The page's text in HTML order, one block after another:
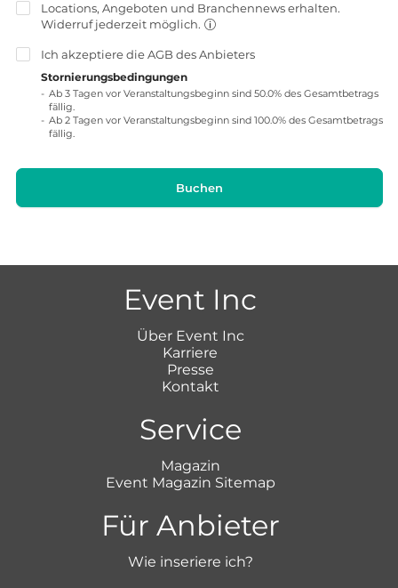
Locations, Angeboten und Branchennews erhalten.
Widerruf jederzeit möglich.
Ich akzeptiere dieAGB des Anbieters
Stornierungsbedingungen
Ab 3 Tagen vor Veranstaltungsbeginn sind 50.0% des Gesamtbetrags
fällig.
Ab 2 Tagen vor Veranstaltungsbeginn sind 100.0% des Gesamtbetrags
fällig.
Buchen
Event Inc
Über Event Inc
Karriere
Presse
Kontakt
Service
Magazin
Event Magazin Sitemap
Für Anbieter
Wie inseriere ich?